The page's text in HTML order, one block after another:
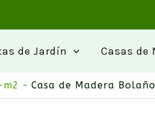
de Jardín Casas de
Casa de Madera